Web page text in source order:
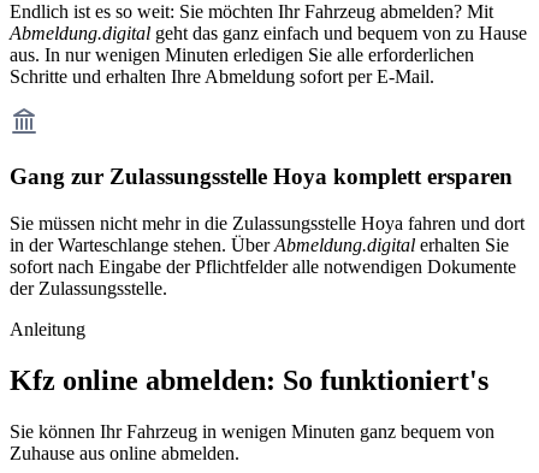
Endlich ist es so weit: Sie möchten Ihr Fahrzeug abmelden? Mit
Abmeldung.digital geht das ganz einfach und bequem von zu Hause
aus. In nur wenigen Minuten erledigen Sie alle erforderlichen
Schritte und erhalten Ihre Abmeldung sofort per E-Mail.
Gang zur Zulassungsstelle Hoya komplett ersparen
Sie müssen nicht mehr in die Zulassungsstelle Hoya fahren und dort
in der Warteschlange stehen. ÜberAbmeldung.digital erhalten Sie
sofort nach Eingabe der Pflichtfelder alle notwendigen Dokumente
der Zulassungsstelle.
Anleitung
Kfz online abmelden: So funktioniert's
Sie können Ihr Fahrzeug in wenigen Minuten ganz bequem von
Zuhause aus online abmelden.